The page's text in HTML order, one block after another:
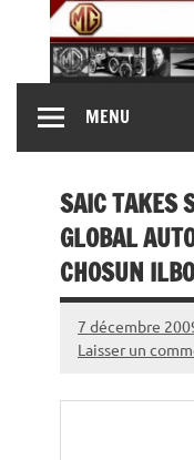
content
MENU
SAIC TAKES
GLOBAL
CHOSUN ILBO
7 décembre
Laisser un